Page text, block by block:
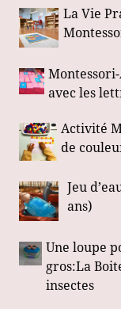
La Vie
avec les
Activité
de
Jeu
ans)
Une loupe
gros:La
insectes